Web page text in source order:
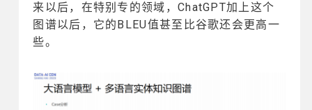
来以后，在特别专的领域，ChatGPT加上这个
图谱以后，它的BLEU值甚至比谷歌还会更高一
些。